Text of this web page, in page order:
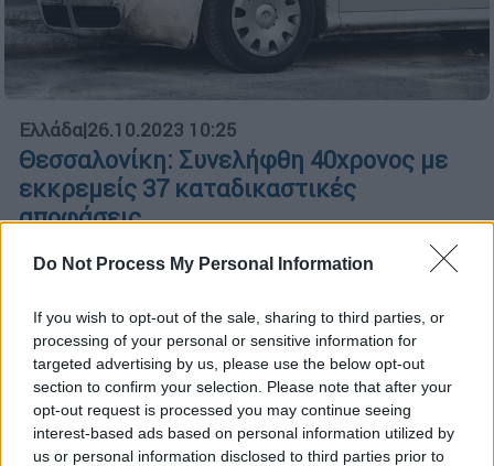
Do Not Process My Personal Information
If you wish to opt-out of the sale, sharing to third parties, or
processing of your personal or sensitive information for
targeted advertising by us, please use the below opt-out
section to confirm your selection. Please note that after your
opt-out request is processed you may continue seeing
interest-based ads based on personal information utilized by
us or personal information disclosed to third parties prior to
Ελλάδα|26.10.2023 10:25
Θεσσαλονίκη: Συνελήφθη 40χρονος με
εκκρεμείς 37 καταδικαστικές
αποφάσεις
Οι πράξεις τελέστηκαν στη Θεσσαλονίκη